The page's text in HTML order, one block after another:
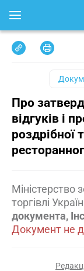
Про
відгуків і
роздрібної
Міністерство
торгівлі
документа,
Документ не